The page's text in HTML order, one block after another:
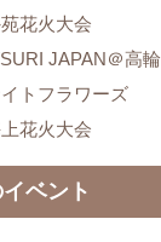
花火大会
JAPAN＠高輪
イトフラワーズ
花火大会
ベント